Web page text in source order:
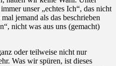
unser „echtes Ich“, das nicht
jemand als das beschrieben
nicht was aus uns (gemacht)
oder teilweise nicht nur
Was wir spüren, ist dieses